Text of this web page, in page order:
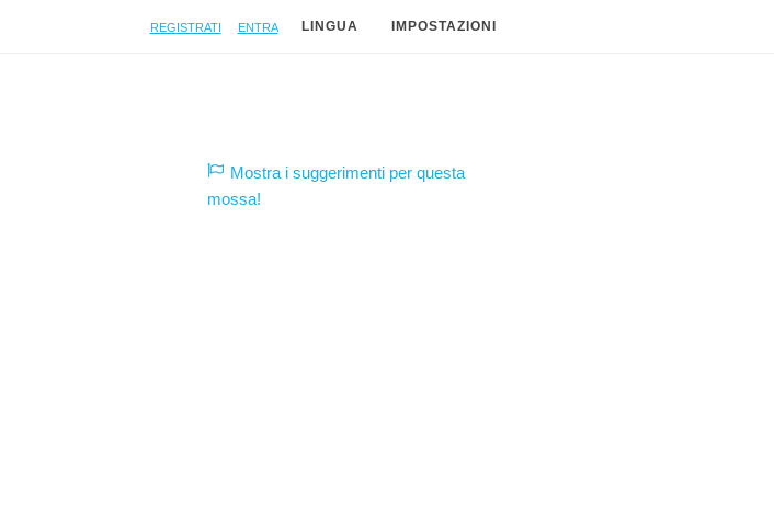
Registrati Entra LINGUA IMPOSTAZIONI
Mostra i suggerimenti per questa
mossa!